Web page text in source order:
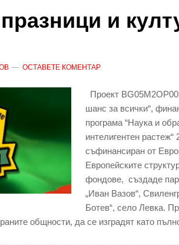
и
ОСТАВЕТЕ КОМЕНТАР
Проект
шанс за всички“,
програма “Наука и
интелигентен растеж“
съфинансиран от
Европейските
фондове, създаде
„Иван Вазов“,
Ботев“, село Левка.
общности, да се изградят като